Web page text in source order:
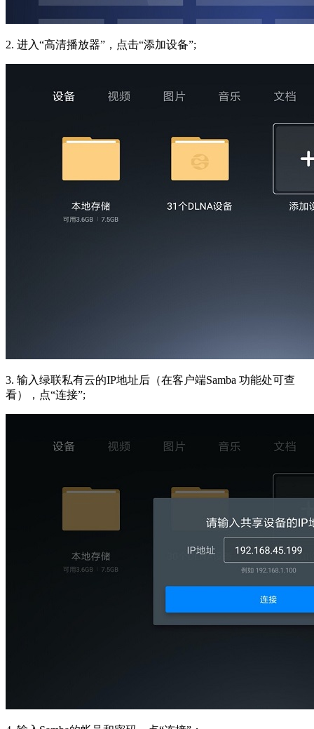
2. 进入“高清播放器”，点击“添加设备”;
3. 输入绿联私有云的IP地址后（在客户端Samba 功能处可查
看），点“连接”;